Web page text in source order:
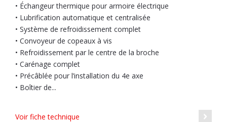
• Échangeur thermique pour armoire électrique
• Lubrification automatique et centralisée
• Système de refroidissement complet
• Convoyeur de copeaux à vis
• Refroidissement par le centre de la broche
• Carénage complet
• Précâblée pour l’installation du 4e axe
• Boîtier de...
Voir fiche technique